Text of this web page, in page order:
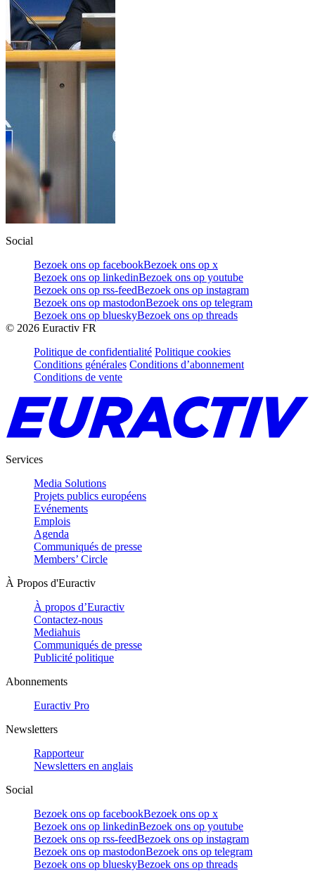
Social
Bezoek ons op facebookBezoek ons op x
Bezoek ons op linkedinBezoek ons op youtube
Bezoek ons op rss-feedBezoek ons op instagram
Bezoek ons op mastodonBezoek ons op telegram
Bezoek ons op blueskyBezoek ons op threads
© 2026 Euractiv FR
Politique de confidentialité Politique cookies
Conditions générales Conditions d’abonnement
Conditions de vente
Services
Media Solutions
Projets publics européens
Evénements
Emplois
Agenda
Communiqués de presse
Members’ Circle
À Propos d'Euractiv
À propos d’Euractiv
Contactez-nous
Mediahuis
Communiqués de presse
Publicité politique
Abonnements
Euractiv Pro
Newsletters
Rapporteur
Newsletters en anglais
Social
Bezoek ons op facebookBezoek ons op x
Bezoek ons op linkedinBezoek ons op youtube
Bezoek ons op rss-feedBezoek ons op instagram
Bezoek ons op mastodonBezoek ons op telegram
Bezoek ons op blueskyBezoek ons op threads